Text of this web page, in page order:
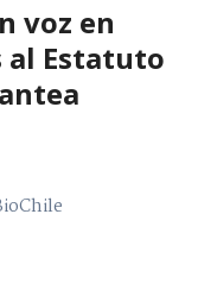
voz en
al Estatuto